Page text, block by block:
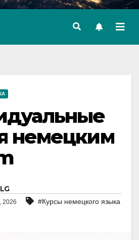
немецким
2026 #Курсы немецкого языка